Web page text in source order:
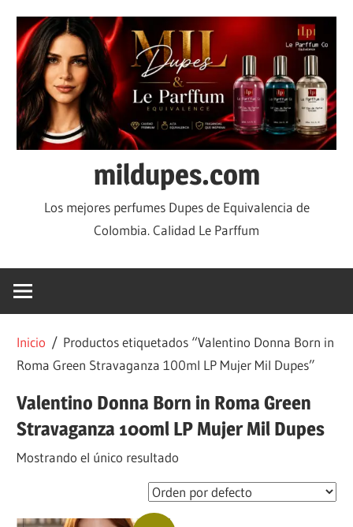
mildupes.com
Los mejores perfumes Dupes de Equivalencia de
Colombia. Calidad Le Parffum
Inicio / Productos etiquetados “Valentino Donna Born in
Roma Green Stravaganza 100ml LP Mujer Mil Dupes”
Valentino Donna Born in Roma Green
Stravaganza 100ml LP Mujer Mil Dupes
Mostrando el único resultado